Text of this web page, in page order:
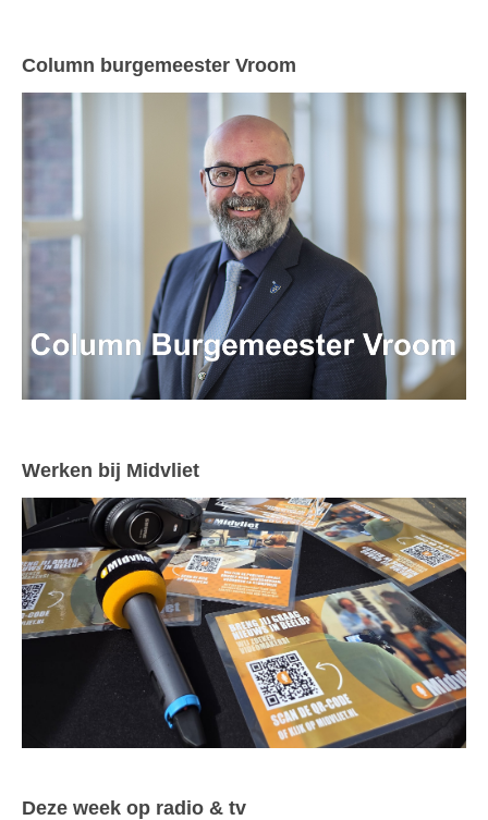
Column burgemeester Vroom
Werken bij Midvliet
Deze week op radio & tv